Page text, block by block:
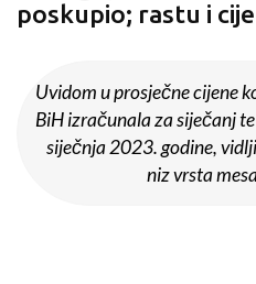
poskupio; rastu i
Uvidom u prosječne cijene
BiH izračunala za siječanj
siječnja 2023. godine,
niz vrsta